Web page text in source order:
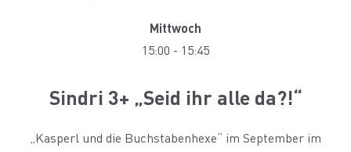
Mittwoch
15:00 - 15:45
Sindri 3+ „Seid ihr alle da?!“
„Kasperl und die Buchstabenhexe“ im September im